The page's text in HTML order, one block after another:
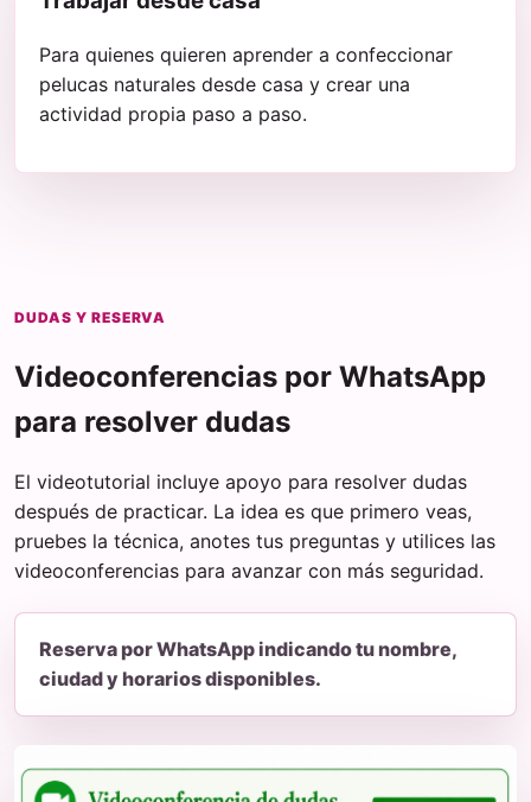
Para quienes quieren aprender a confeccionar
pelucas naturales desde casa y crear una
actividad propia paso a paso.
DUDAS Y RESERVA
Videoconferencias por WhatsApp
para resolver dudas
El videotutorial incluye apoyo para resolver dudas
después de practicar. La idea es que primero veas,
pruebes la técnica, anotes tus preguntas y utilices las
videoconferencias para avanzar con más seguridad.
Reserva por WhatsApp indicando tu nombre,
ciudad y horarios disponibles.